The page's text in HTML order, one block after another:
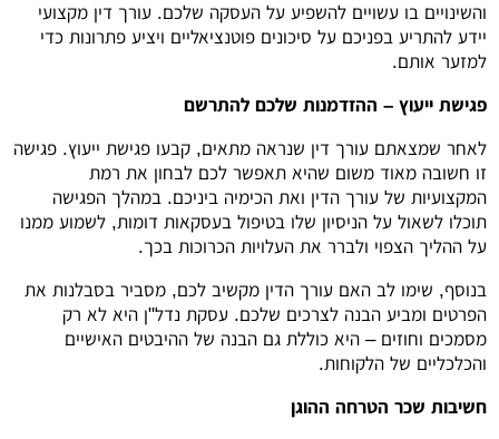
והשינויים בו עשויים להשפיע על העסקה שלכם. עורך דין מקצועי
יידע להתריע בפניכם על סיכונים פוטנציאליים ויציע פתרונות כדי
למזער אותם.
פגישת ייעוץ – ההזדמנות שלכם להתרשם
לאחר שמצאתם עורך דין שנראה מתאים, קבעו פגישת ייעוץ. פגישה
זו חשובה מאוד משום שהיא תאפשר לכם לבחון את רמת
המקצועיות של עורך הדין ואת הכימיה ביניכם. במהלך הפגישה
תוכלו לשאול על הניסיון שלו בטיפול בעסקאות דומות, לשמוע ממנו
על ההליך הצפוי ולברר את העלויות הכרוכות בכך.
בנוסף, שימו לב האם עורך הדין מקשיב לכם, מסביר בסבלנות את
הפרטים ומביע הבנה לצרכים שלכם. עסקת נדל"ן היא לא רק
מסמכים וחוזים – היא כוללת גם הבנה של ההיבטים האישיים
והכלכליים של הלקוחות.
חשיבות שכר הטרחה ההוגן